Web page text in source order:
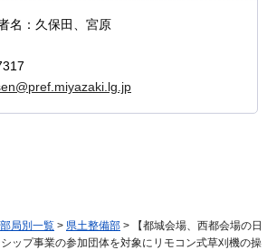
：久保田、宮原
部局別一覧 > 県土整備部 > 【都城会場、西都会場の日
ップ事業の参加団体を対象にリモコン式草刈機の操